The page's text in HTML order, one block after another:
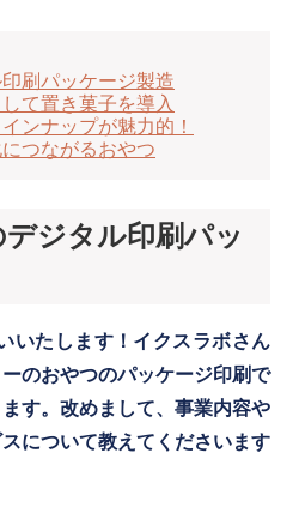
刷パッケージ製造
て置き菓子を導入
ンナップが魅力的！
つながるおやつ
ジタル印刷パッ
いたします！イクスラボさん
のおやつのパッケージ印刷で
す。改めまして、事業内容や
について教えてくださいます